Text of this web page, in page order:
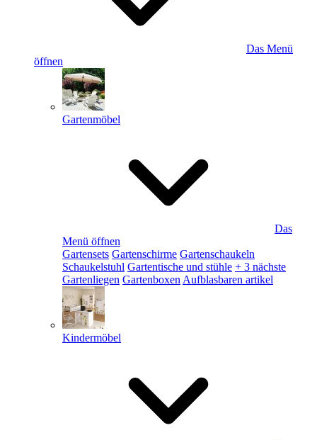
Das Menü
öffnen
Gartenmöbel
Das
Menü öffnen
Gartensets Gartenschirme Gartenschaukeln
Schaukelstuhl Gartentische und stühle + 3 nächste
Gartenliegen Gartenboxen Aufblasbaren artikel
Kindermöbel